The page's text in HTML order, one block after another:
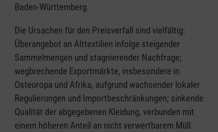
Baden-Württemberg.
Die Ursachen für den Preisverfall sind vielfältig:
Überangebot an Alttextilien infolge steigender
Sammelmengen und stagnierender Nachfrage;
wegbrechende Exportmärkte, insbesondere in
Osteuropa und Afrika, aufgrund wachsender lokaler
Regulierungen und Importbeschränkungen; sinkende
Qualität der abgegebenen Kleidung, verbunden mit
einem höheren Anteil an nicht verwertbarem Müll.